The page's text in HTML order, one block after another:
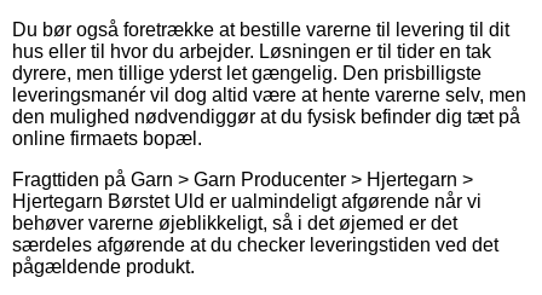
Du bør også foretrække at bestille varerne til levering til dit
hus eller til hvor du arbejder. Løsningen er til tider en tak
dyrere, men tillige yderst let gængelig. Den prisbilligste
leveringsmanér vil dog altid være at hente varerne selv, men
den mulighed nødvendiggør at du fysisk befinder dig tæt på
online firmaets bopæl.
Fragttiden på Garn > Garn Producenter > Hjertegarn >
Hjertegarn Børstet Uld er ualmindeligt afgørende når vi
behøver varerne øjeblikkeligt, så i det øjemed er det
særdeles afgørende at du checker leveringstiden ved det
pågældende produkt.